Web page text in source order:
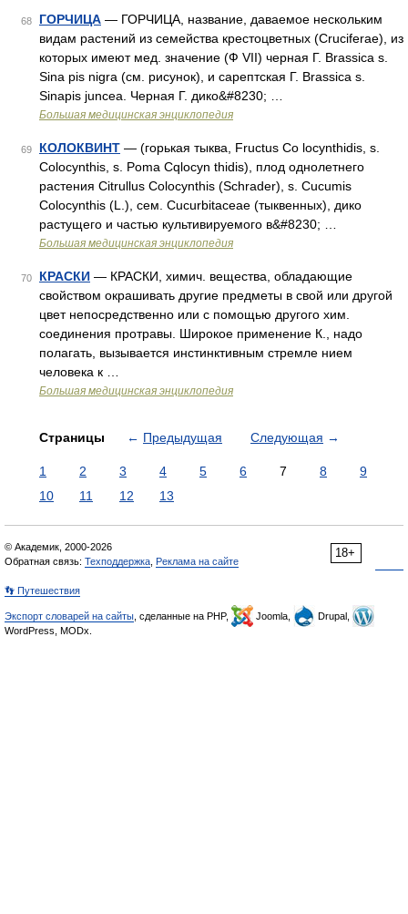
68 ГОРЧИЦА — ГОРЧИЦА, название, даваемое нескольким
видам растений из семейства крестоцветных (Cruciferae), из
которых имеют мед. значение (Ф VII) черная Г. Brassica s.
Sina pis nigra (см. рисунок), и сарептская Г. Brassica s.
Sinapis juncea. Черная Г. дико&#8230; …
Большая медицинская энциклопедия
69 КОЛОКВИНТ — (горькая тыква, Fructus Co locynthidis, s.
Colocynthis, s. Poma Cqlocyn thidis), плод однолетнего
растения Citrullus Colocynthis (Schrader), s. Cucumis
Colocynthis (L.), сем. Cucurbitaceae (тыквенных), дико
растущего и частью культивируемого в&#8230; …
Большая медицинская энциклопедия
70 КРАСКИ — КРАСКИ, химич. вещества, обладающие
свойством окрашивать другие предметы в свой или другой
цвет непосредственно или с помощью другого хим.
соединения протравы. Широкое применение К., надо
полагать, вызывается инстинктивным стремле нием
человека к …
Большая медицинская энциклопедия
Страницы ← Предыдущая Следующая →
1 2 3 4 5 6 7 8
9
10
11 12 13
18+
© Академик, 2000-2026
Обратная связь: Техподдержка Реклама на сайте
👣 Путешествия
Экспорт словарей на сайты , сделанные на PHP, Joomla,
Drupal,
WordPress, MODx.